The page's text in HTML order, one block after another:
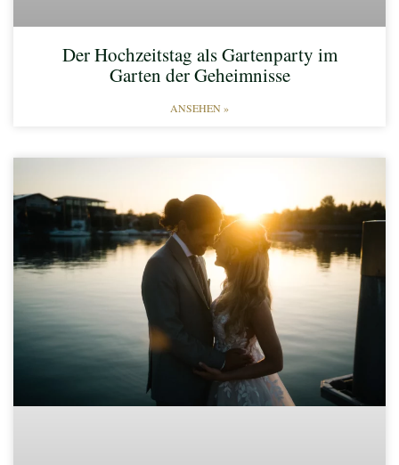
Der Hochzeitstag als Gartenparty im
Garten der Geheimnisse
ANSEHEN »